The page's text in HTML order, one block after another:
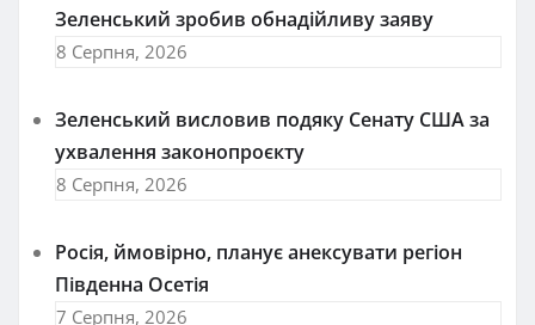
Зеленський зробив обнадійливу заяву
8 Серпня, 2026
Зеленський висловив подяку Сенату США за
ухвалення законопроєкту
8 Серпня, 2026
Росія, ймовірно, планує анексувати регіон
Південна Осетія
7 Серпня, 2026